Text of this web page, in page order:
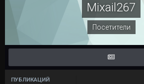
Mixail267
Посетители
ПУБЛИКАЦИЙ